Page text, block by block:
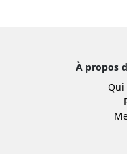
À propos
Qui